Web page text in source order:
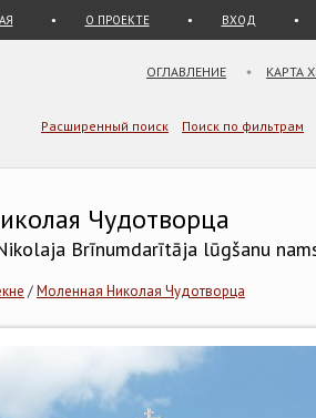
О ПРОЕКТЕ ВХОД
ОГЛАВЛЕНИЕ КАРТА
Расширенный поиск Поиск по фильтрам
Чудотворца
Brīnumdarītāja lūgšanu
/Моленная Николая Чудотворца